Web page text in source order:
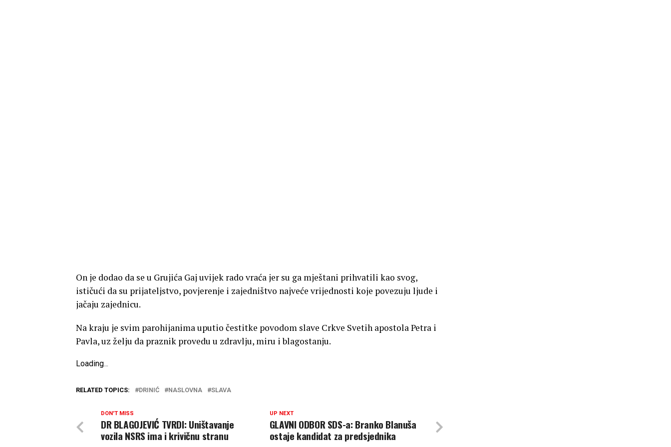
On je dodao da se u Grujića Gaj uvijek rado vraća jer su ga mještani prihvatili kao svog,
ističući da su prijateljstvo, povjerenje i zajedništvo najveće vrijednosti koje povezuju ljude i
jačaju zajednicu.
Na kraju je svim parohijanima uputio čestitke povodom slave Crkve Svetih apostola Petra i
Pavla, uz želju da praznik provedu u zdravlju, miru i blagostanju.
Loading...
RELATED TOPICS: DRINIĆ NASLOVNA SLAVA
UP NEXT
GLAVNI ODBOR SDS-a: Branko Blanuša
ostaje kandidat za predsjednika
DON'T MISS
DR BLAGOJEVIĆ TVRDI: Uništavanje
vozila NSRS ima i krivičnu stranu